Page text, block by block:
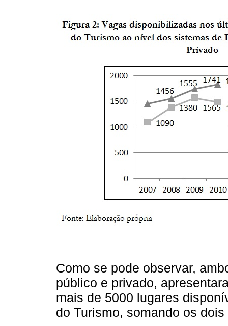
Como se pode observar,
público e privado,
mais de 5000 lugares
do Turismo, somando os